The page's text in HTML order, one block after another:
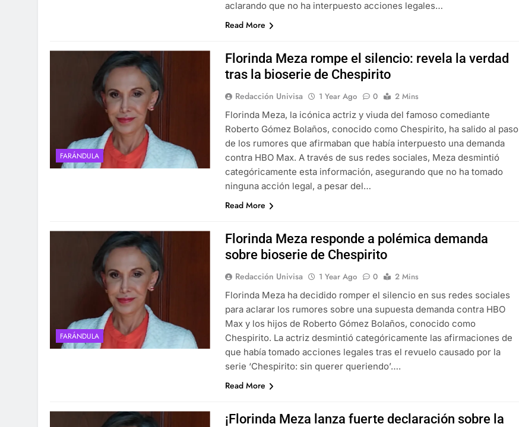
aclarando que no ha interpuesto acciones legales…
Read More
FARÁNDULA
Florinda Meza rompe el silencio: revela la verdad
tras la bioserie de Chespirito
Redacción Univisa 1 Year Ago 0
2 Mins
Florinda Meza, la icónica actriz y viuda del famoso comediante
Roberto Gómez Bolaños, conocido como Chespirito, ha salido al paso
de los rumores que afirmaban que había interpuesto una demanda
contra HBO Max. A través de sus redes sociales, Meza desmintió
categóricamente esta información, asegurando que no ha tomado
ninguna acción legal, a pesar del…
Read More
FARÁNDULA
Florinda Meza responde a polémica demanda
sobre bioserie de Chespirito
Redacción Univisa 1 Year Ago 0
2 Mins
Florinda Meza ha decidido romper el silencio en sus redes sociales
para aclarar los rumores sobre una supuesta demanda contra HBO
Max y los hijos de Roberto Gómez Bolaños, conocido como
Chespirito. La actriz desmintió categóricamente las afirmaciones de
que había tomado acciones legales tras el revuelo causado por la
serie ‘Chespirito: sin querer queriendo’….
Read More
¡Florinda Meza lanza fuerte declaración sobre la